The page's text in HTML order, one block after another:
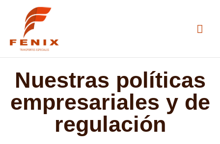
contenido
Nuestras políticas
empresariales y de
regulación